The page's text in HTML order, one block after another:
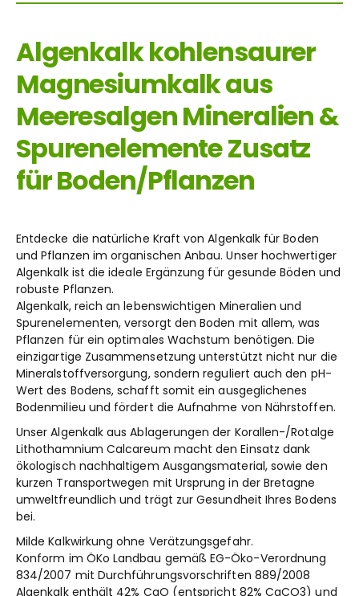
Algenkalk kohlensaurer
Magnesiumkalk aus
Meeresalgen Mineralien &
Spurenelemente Zusatz
für Boden/Pflanzen
Entdecke die natürliche Kraft von Algenkalk für Boden
und Pflanzen im organischen Anbau. Unser hochwertiger
Algenkalk ist die ideale Ergänzung für gesunde Böden und
robuste Pflanzen.
Algenkalk, reich an lebenswichtigen Mineralien und
Spurenelementen, versorgt den Boden mit allem, was
Pflanzen für ein optimales Wachstum benötigen. Die
einzigartige Zusammensetzung unterstützt nicht nur die
Mineralstoffversorgung, sondern reguliert auch den pH-
Wert des Bodens, schafft somit ein ausgeglichenes
Bodenmilieu und fördert die Aufnahme von Nährstoffen.
Unser Algenkalk aus Ablagerungen der Korallen-/Rotalge
Lithothamnium Calcareum macht den Einsatz dank
ökologisch nachhaltigem Ausgangsmaterial, sowie den
kurzen Transportwegen mit Ursprung in der Bretagne
umweltfreundlich und trägt zur Gesundheit Ihres Bodens
bei.
Milde Kalkwirkung ohne Verätzungsgefahr.
Konform im ÖKo Landbau gemäß EG-Öko-Verordnung
834/2007 mit Durchführungsvorschriften 889/2008
Algenkalk enthält 42% CaO (entspricht 82% CaCO3) und